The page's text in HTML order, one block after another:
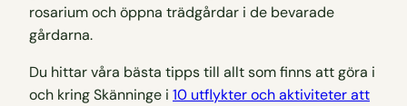
rosarium och öppna trädgårdar i de bevarade
gårdarna.
Du hittar våra bästa tipps till allt som finns att göra i
och kring Skänninge i 10 utflykter och aktiviteter att